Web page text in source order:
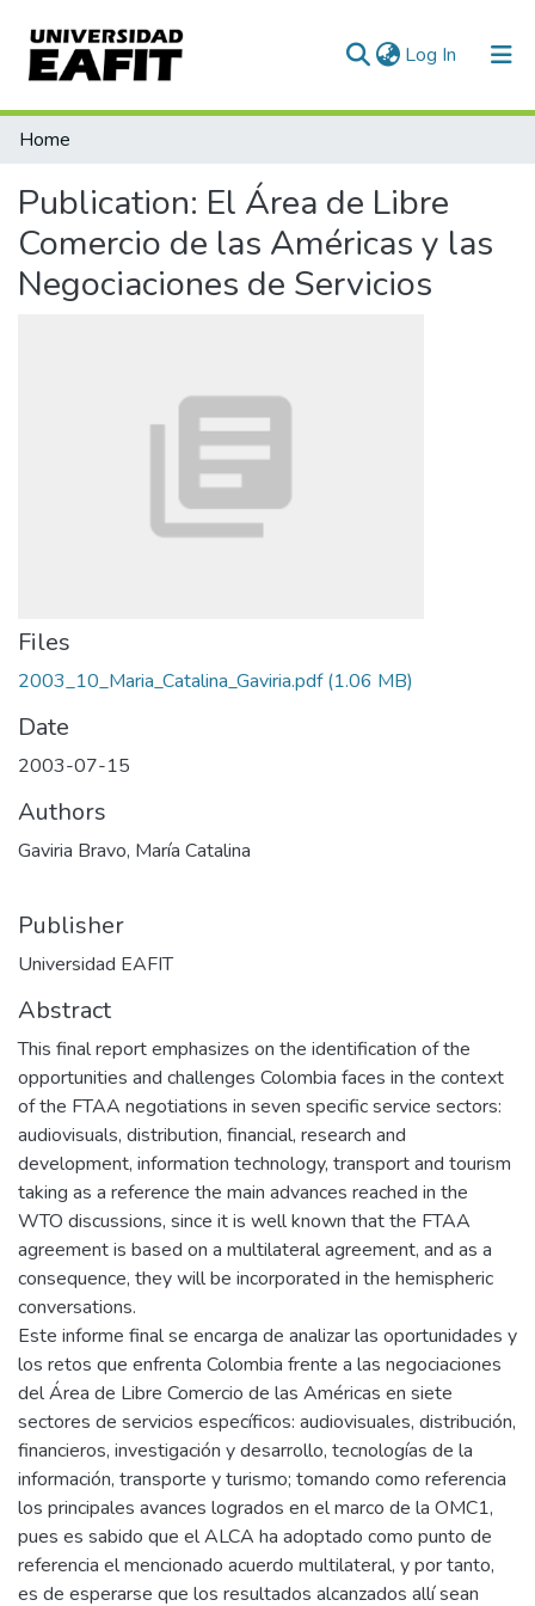
Log In (current)
Communities & Collections
Statistics
Home
Publication: El Área de Libre
Comercio de las Américas y las
Negociaciones de Servicios
Files
2003_10_Maria_Catalina_Gaviria.pdf(1.06 MB)
Date
2003-07-15
Authors
Gaviria Bravo, María Catalina
Publisher
Universidad EAFIT
Abstract
This final report emphasizes on the identification of the
opportunities and challenges Colombia faces in the context
of the FTAA negotiations in seven specific service sectors:
audiovisuals, distribution, financial, research and
development, information technology, transport and tourism
taking as a reference the main advances reached in the
WTO discussions, since it is well known that the FTAA
agreement is based on a multilateral agreement, and as a
consequence, they will be incorporated in the hemispheric
conversations.
Este informe final se encarga de analizar las oportunidades y
los retos que enfrenta Colombia frente a las negociaciones
del Área de Libre Comercio de las Américas en siete
sectores de servicios específicos: audiovisuales, distribución,
financieros, investigación y desarrollo, tecnologías de la
información, transporte y turismo; tomando como referencia
los principales avances logrados en el marco de la OMC1,
pues es sabido que el ALCA ha adoptado como punto de
referencia el mencionado acuerdo multilateral, y por tanto,
es de esperarse que los resultados alcanzados allí sean